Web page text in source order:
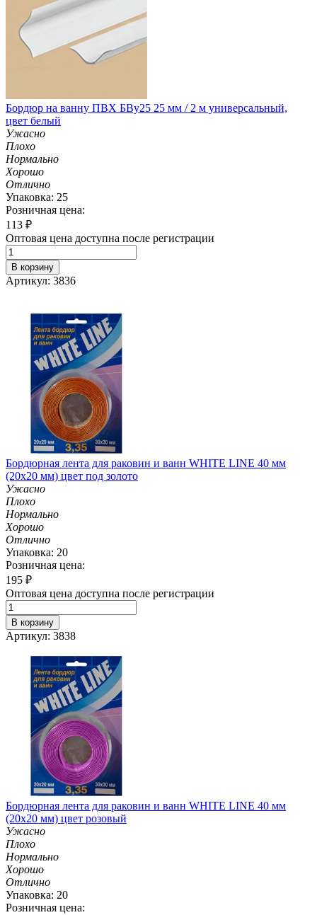
Бордюр на ванну ПВХ БВу25 25 мм / 2 м универсальный,
цвет белый
Ужасно
Плохо
Нормально
Хорошо
Отлично
Упаковка: 25
Розничная цена:
113 ₽
Оптовая цена доступна после регистрации
В корзину
Артикул: 3836
Бордюрная лента для раковин и ванн WHITE LINE 40 мм
(20х20 мм) цвет под золото
Ужасно
Плохо
Нормально
Хорошо
Отлично
Упаковка: 20
Розничная цена:
195 ₽
Оптовая цена доступна после регистрации
В корзину
Артикул: 3838
Бордюрная лента для раковин и ванн WHITE LINE 40 мм
(20х20 мм) цвет розовый
Ужасно
Плохо
Нормально
Хорошо
Отлично
Упаковка: 20
Розничная цена: